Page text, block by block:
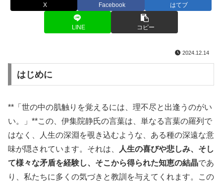
X Facebook はてブ
LINE コピー
2024.12.14
はじめに
**「世の中の肌触りを覚えるには、理不尽と出逢うのがい
い。」**この、伊集院静氏の言葉は、単なる言葉の羅列で
はなく、人生の深淵を覗き込むような、ある種の深遠な意
味が隠されています。それは、
人生の喜びや悲しみ、そし
て様々な矛盾を経験し、そこから得られた知恵の結晶であ
り、私たちに多くの気づきと教訓を与えてくれます。この